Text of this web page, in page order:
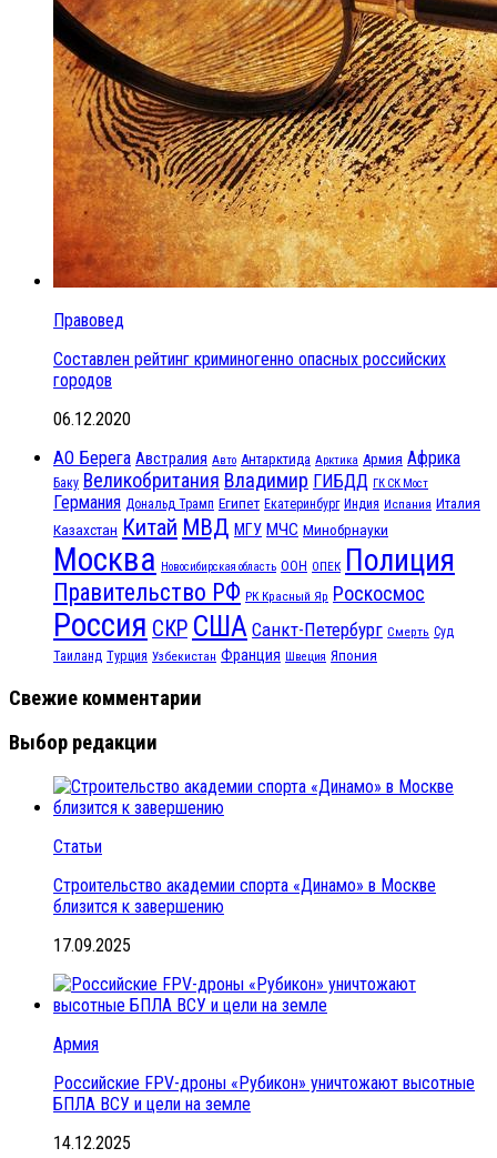
Правовед
Составлен рейтинг криминогенно опасных российских
городов
06.12.2020
АО Берега Австралия Авто Антарктида Арктика Армия Африка
Баку Великобритания Владимир ГИБДД ГК СК Мост
Германия Дональд Трамп Египет Екатеринбург Индия Испания Италия
Казахстан Китай МВД МГУ МЧС Минобрнауки
Москва Новосибирская область ООН ОПЕК Полиция
Правительство РФ РК Красный Яр Роскосмос
Россия СКР США Санкт-Петербург Смерть Суд
Таиланд Турция Узбекистан Франция Швеция Япония
Свежие комментарии
Выбор редакции
Статьи
Строительство академии спорта «Динамо» в Москве
близится к завершению
17.09.2025
Армия
Российские FPV-дроны «Рубикон» уничтожают высотные
БПЛА ВСУ и цели на земле
14.12.2025